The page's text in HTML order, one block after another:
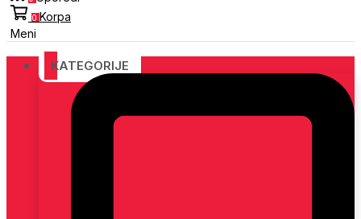
0 Korpa
Meni
KATEGORIJE